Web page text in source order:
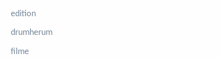
edition
drumherum
filme